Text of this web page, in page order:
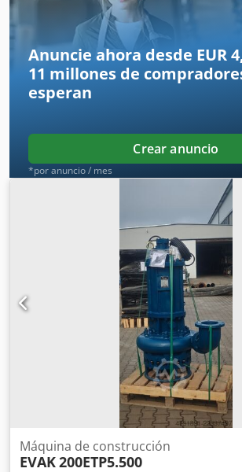
Anuncie ahora desde EUR
11 millones de
esperan
Crear anuncio
*por anuncio / mes
Máquina de construcción
EVAK200ETP5.500